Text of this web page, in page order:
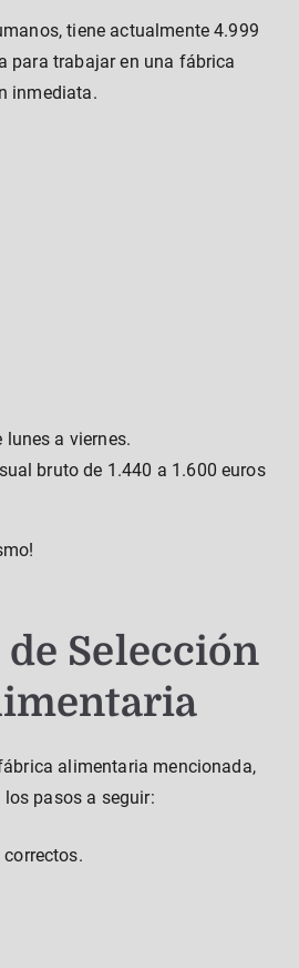
tiene actualmente 4.999
para trabajar en una fábrica
inmediata.
a viernes.
bruto de 1.440 a 1.600 euros
Selección
alimentaria mencionada,
pasos a seguir: